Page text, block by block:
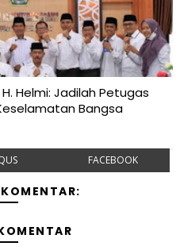
Helmi: Jadilah Petugas
Bangsa
FACEBOOK